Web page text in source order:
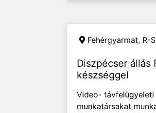
Fehérgyarmat, R-
Diszpécser állás
készséggel
Video-
munkatársakat